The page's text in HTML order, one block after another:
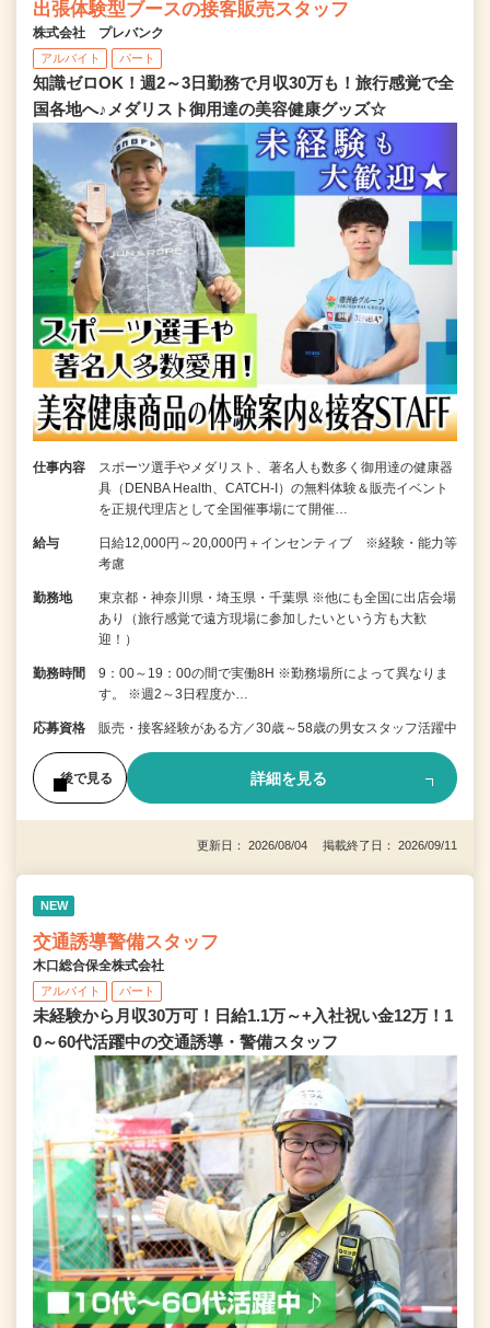
出張体験型ブースの接客販売スタッフ
株式会社 プレバンク
アルバイト パート
知識ゼロOK！週2～3日勤務で月収30万も！旅行感覚で全
国各地へ♪メダリスト御用達の美容健康グッズ☆
仕事内容
スポーツ選手やメダリスト、著名人も数多く御用達の健康器
具（DENBA Health、CATCH-I）の無料体験＆販売イベント
を正規代理店として全国催事場にて開催…
給与
日給12,000円～20,000円＋インセンティブ ※経験・能力等
考慮
勤務地
東京都・神奈川県・埼玉県・千葉県 ※他にも全国に出店会場
あり（旅行感覚で遠方現場に参加したいという方も大歓
迎！）
勤務時間
9：00～19：00の間で実働8H ※勤務場所によって異なりま
す。 ※週2～3日程度か…
応募資格 販売・接客経験がある方／30歳～58歳の男女スタッフ活躍中
後で見る 詳細を見る
更新日： 2026/08/04 掲載終了日： 2026/09/11
NEW
交通誘導警備スタッフ
木口総合保全株式会社
アルバイト パート
未経験から月収30万可！日給1.1万～+入社祝い金12万！1
0～60代活躍中の交通誘導・警備スタッフ